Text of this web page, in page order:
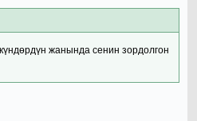
жанында сенин зордолгон